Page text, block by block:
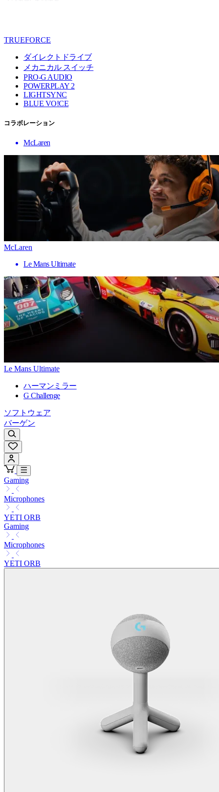
TRUEFORCE
ダイレクトドライブ
メカニカル スイッチ
PRO-G AUDIO
POWERPLAY 2
LIGHTSYNC
BLUE VO!CE
コラボレーション
McLaren
McLaren
Le Mans Ultimate
Le Mans Ultimate
ハーマンミラー
G Challenge
ソフトウェア
バーゲン
Gaming
Microphones
YETI ORB
Gaming
Microphones
YETI ORB